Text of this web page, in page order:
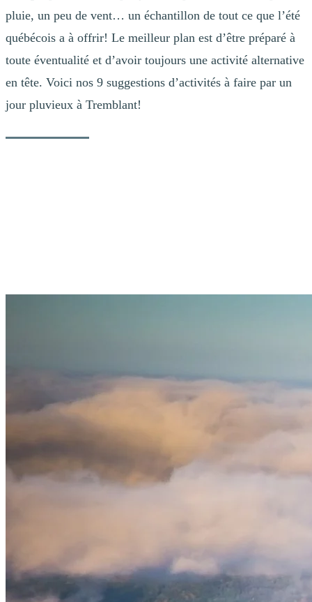
pluie, un peu de vent… un échantillon de tout ce que l’été
québécois a à offrir! Le meilleur plan est d’être préparé à
toute éventualité et d’avoir toujours une activité alternative
en tête. Voici nos 9 suggestions d’activités à faire par un
jour pluvieux à Tremblant!